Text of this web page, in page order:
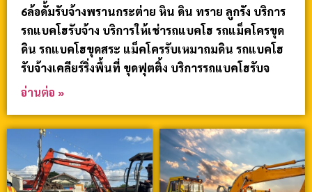
6ล้อดั้มรับจ้างพรานกระต่าย หิน ดิน ทราย ลูกรัง บริการ
รถแบคโฮรับจ้าง บริการให้เช่ารถแบคโฮ รถแม็คโครขุด
ดิน รถแบคโฮขุดสระ แม็คโครรับเหมาถมดิน รถแบคโฮ
รับจ้างเคลียร์ริ่งพื้นที่ ขุดฟุตติ้ง บริการรถแบคโฮรับจ
อ่านต่อ »